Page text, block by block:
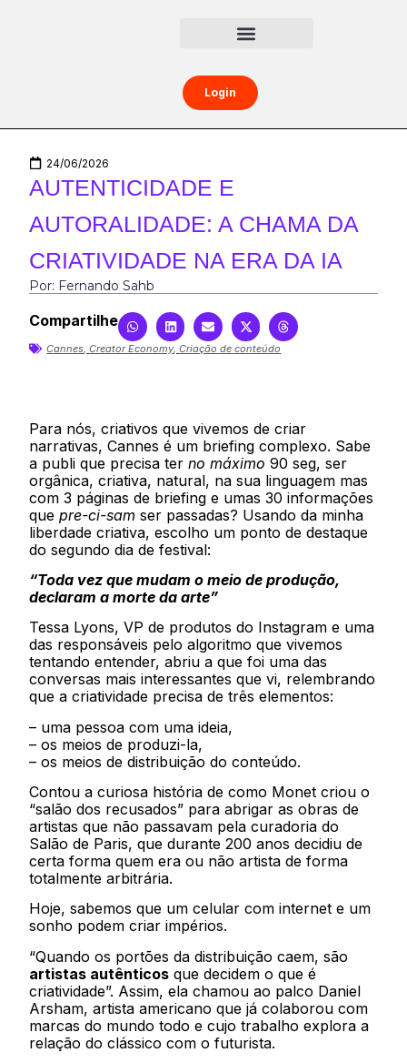
Login
24/06/2026
AUTENTICIDADE E
AUTORALIDADE: A CHAMA DA
CRIATIVIDADE NA ERA DA IA
Por: Fernando Sahb
Compartilhe
Cannes ,Creator Economy ,Criação de conteúdo
Para nós, criativos que vivemos de criar
narrativas, Cannes é um briefing complexo. Sabe
a publi que precisa terno máximo 90 seg, ser
orgânica, criativa, natural, na sua linguagem mas
com 3 páginas de briefing e umas 30 informações
quepre-ci-sam ser passadas? Usando da minha
liberdade criativa, escolho um ponto de destaque
do segundo dia de festival:
“Toda vez que mudam o meio de produção,
declaram a morte da arte”
Tessa Lyons, VP de produtos do Instagram e uma
das responsáveis pelo algoritmo que vivemos
tentando entender, abriu a que foi uma das
conversas mais interessantes que vi, relembrando
que a criatividade precisa de três elementos:
– uma pessoa com uma ideia,
– os meios de produzi-la,
– os meios de distribuição do conteúdo.
Contou a curiosa história de como Monet criou o
“salão dos recusados” para abrigar as obras de
artistas que não passavam pela curadoria do
Salão de Paris, que durante 200 anos decidiu de
certa forma quem era ou não artista de forma
totalmente arbitrária.
Hoje, sabemos que um celular com internet e um
sonho podem criar impérios.
“Quando os portões da distribuição caem, são
artistas autênticos que decidem o que é
criatividade”. Assim, ela chamou ao palco Daniel
Arsham, artista americano que já colaborou com
marcas do mundo todo e cujo trabalho explora a
relação do clássico com o futurista.